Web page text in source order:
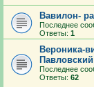
Вавилон-
Последнее
Ответы: 1
Вероника-
Павловский
Последнее
Ответы: 62